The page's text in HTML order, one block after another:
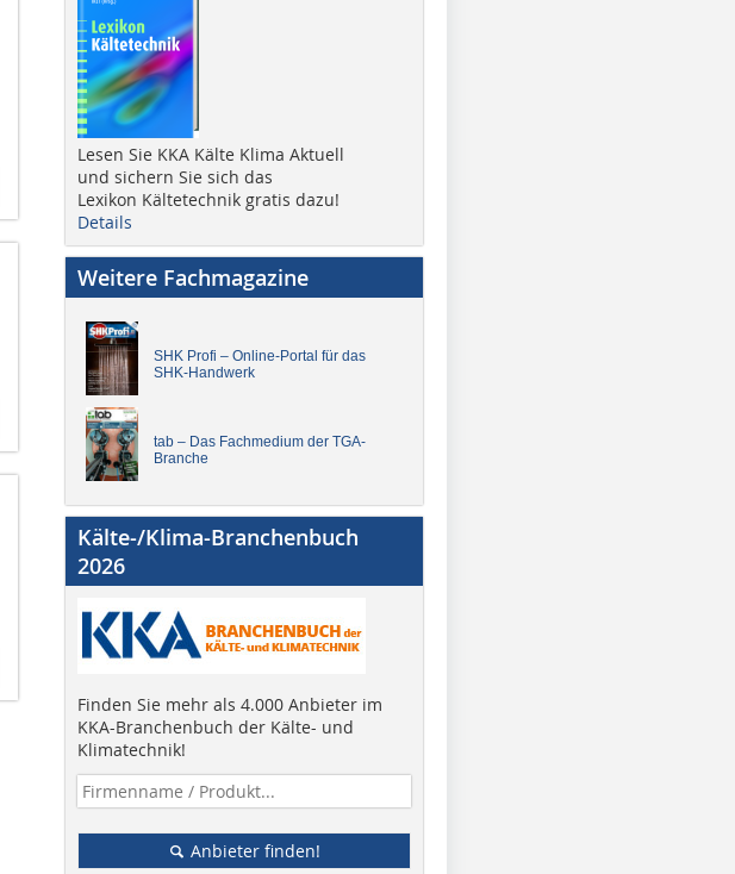
Lesen Sie KKA Kälte Klima Aktuell
und sichern Sie sich das
Lexikon Kältetechnik gratis dazu!
Details
Weitere Fachmagazine
SHK Profi – Online-Portal für das
SHK-Handwerk
tab – Das Fachmedium der TGA-
Branche
Kälte-/Klima-Branchenbuch
2026
Finden Sie mehr als 4.000 Anbieter im
KKA-Branchenbuch der Kälte- und
Klimatechnik!
Anbieter finden!